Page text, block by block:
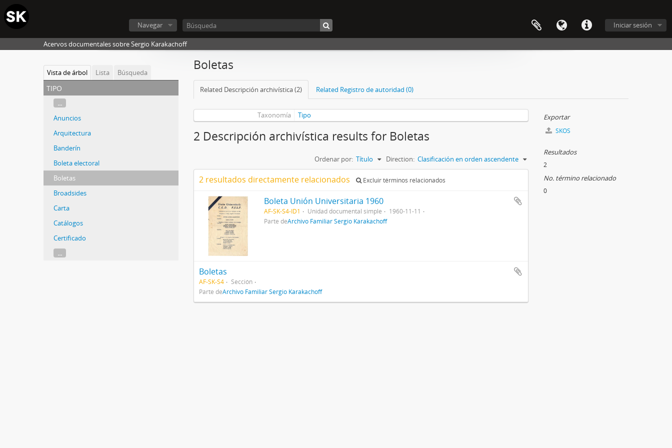
Iniciar sesión
Navegar
Acervos documentales sobre Sergio Karakachoff
Vista de árbol Lista Búsqueda
tipo
...
Anuncios
Arquitectura
Banderín
Boleta electoral
Boletas
Broadsides
Carta
Catálogos
Certificado
...
Boletas
Related Descripción archivística (2) Related Registro de autoridad (0)
Taxonomía Tipo
2 Descripción archivística results for Boletas
Ordenar por: Título Direction: Clasificación en orden ascendente
2 resultados directamente relacionados Excluir términos relacionados
Boleta Unión Universitaria 1960
AF-SK-S4-ID1 Unidad documental simple
1960-11-11
Parte deArchivo Familiar Sergio Karakachoff
Boletas
AF-SK-S4
Sección
Parte deArchivo Familiar Sergio Karakachoff
Exportar
SKOS
Resultados
2
No. término relacionado
0